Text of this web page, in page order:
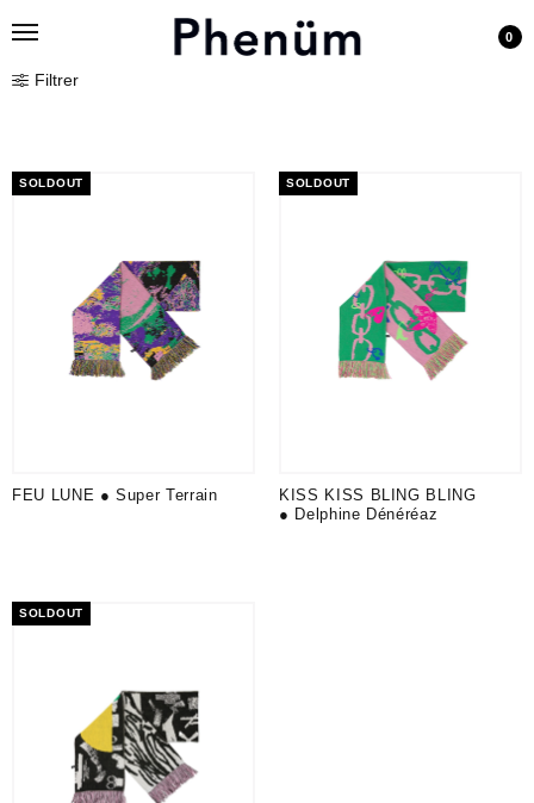
0
Filtrer
SOLDOUT
FEU LUNE ● Super Terrain
SOLDOUT
KISS KISS BLING BLING
● Delphine Dénéréaz
SOLDOUT